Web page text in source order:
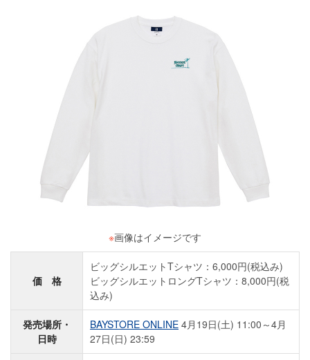
※画像はイメージです
価 格
ビッグシルエットTシャツ：6,000円(税込み)
ビッグシルエットロングTシャツ：8,000円(税
込み)
発売場所・
日時
BAYSTORE ONLINE 4月19日(土) 11:00～4月
27日(日) 23:59